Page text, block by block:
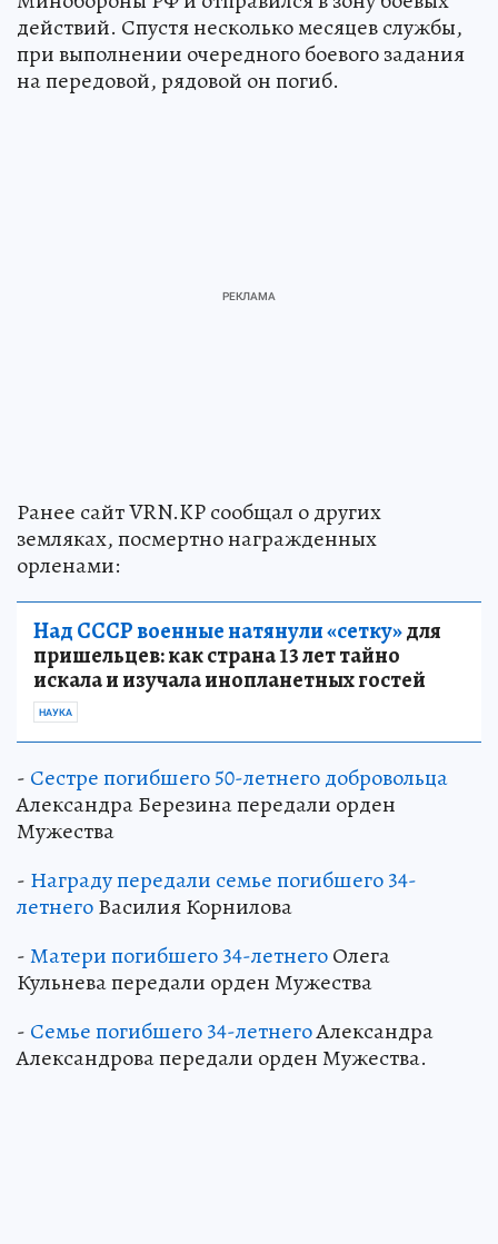
действий. Спустя несколько месяцев службы,
при выполнении очередного боевого задания
на передовой, рядовой он погиб.
Ранее сайт VRN.KP сообщал о других
земляках, посмертно награжденных
орленами:
Над СССР военные натянули «сетку»для
пришельцев: как страна 13 лет тайно
искала и изучала инопланетных гостей
НАУКА
- Сестре погибшего 50-летнего добровольца
Александра Березина передали орден
Мужества
- Награду передали семье погибшего 34-
летнегоВасилия Корнилова
-Матери погибшего 34-летнегоОлега
Кульнева передали орден Мужества
- Семье погибшего 34-летнегоАлександра
Александрова передали орден Мужества.